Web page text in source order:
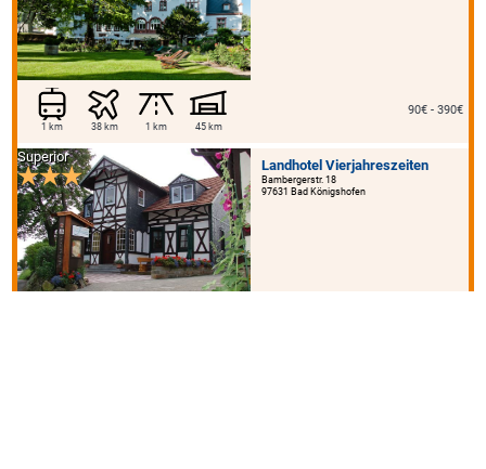
1 km 38 km 1 km 45 km
90€ - 390€
Landhotel Vierjahreszeiten
Bambergerstr. 18
97631 Bad Königshofen
Superior